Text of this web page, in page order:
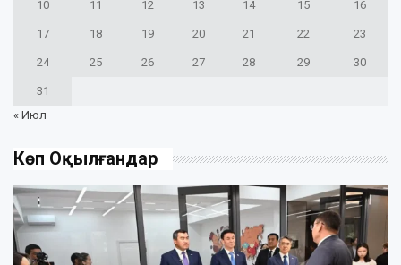
10 11 12 13 14 15 16
17 18 19 20 21 22 23
24 25 26 27 28 29 30
31
« Июл
Көп Оқылғандар